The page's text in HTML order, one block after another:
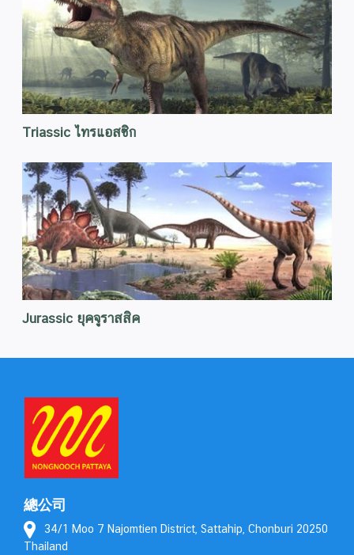
Triassic ไทรแอสซิก
Jurassic ยุคจูราสสิค
總公司
34/1 Moo 7 Najomtien District, Sattahip, Chonburi 20250
Thailand